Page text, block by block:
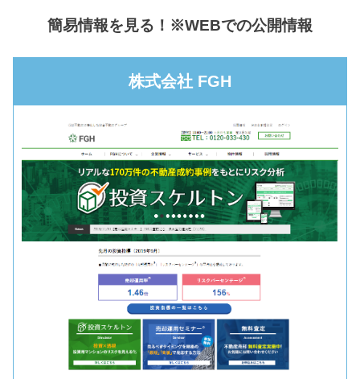
簡易情報を見る！※WEBでの公開情報
株式会社 FGH